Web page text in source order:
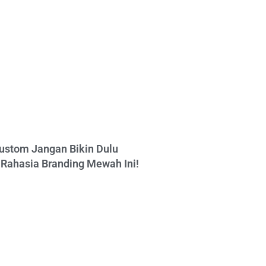
Jangan Bikin Dulu
Branding Mewah Ini!